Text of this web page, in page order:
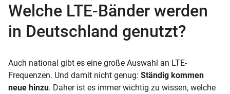
Welche LTE-Bänder werden
in Deutschland genutzt?
Auch national gibt es eine große Auswahl an LTE-
Frequenzen. Und damit nicht genug: Ständig kommen
neue hinzu. Daher ist es immer wichtig zu wissen, welche